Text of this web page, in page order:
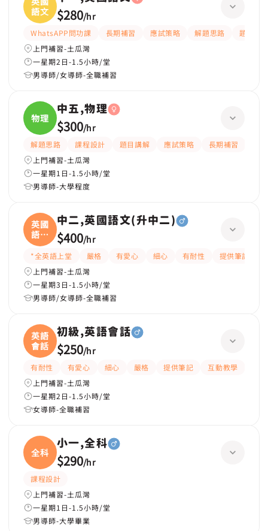
語文
$280/hr
WhatsAPP問功課 長期補習 應試策略 解題思路
題目講
上門補習-土瓜灣
一星期2日-1.5小時/堂
男導師/女導師-全職補習
物理
中五,物理
$300/hr
解題思路 課程設計 題目講解 應試策略 長期補習
上門補習-土瓜灣
一星期1日-1.5小時/堂
男導師-大學程度
英國
語文
(
中二,英國語文(升中二)
$400/hr
*全英語上堂 嚴格 有愛心 細心 有耐性 提供筆記
上門補習-土瓜灣
一星期3日-1.5小時/堂
男導師/女導師-全職補習
英語
會話
初級,英語會話
$250/hr
有耐性 有愛心 細心 嚴格 提供筆記 互動教學
上門補習-土瓜灣
一星期2日-1.5小時/堂
女導師-全職補習
全科
小一,全科
$290/hr
課程設計
上門補習-土瓜灣
一星期1日-1.5小時/堂
男導師-大學畢業